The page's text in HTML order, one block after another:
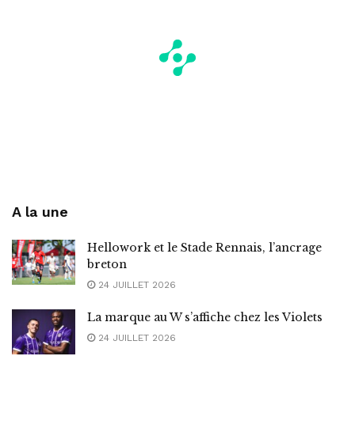
A la une
Hellowork et le Stade Rennais, l’ancrage
breton
24 JUILLET 2026
La marque au W s’affiche chez les Violets
24 JUILLET 2026